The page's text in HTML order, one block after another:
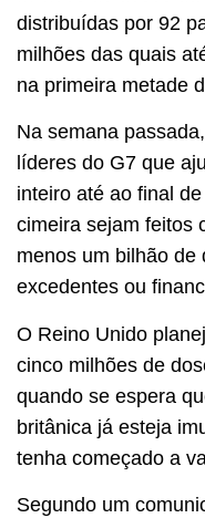
distribuídas por 92
milhões das quais
na primeira metade
Na semana
líderes do G7 que
inteiro até ao final
cimeira sejam feitos
menos um bilhão de
excedentes ou
O Reino Unido
cinco milhões de
quando se espera
britânica já esteja
tenha começado a
Segundo um